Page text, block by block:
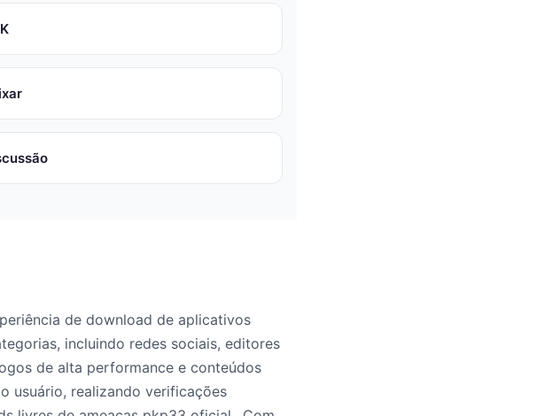
de download de aplicativos
incluindo redes sociais, editores
de alta performance e conteúdos
usuário, realizando verificações